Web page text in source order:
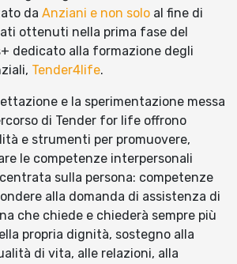
da Anziani e non solo al fine di
ottenuti nella prima fase del
dedicato alla formazione degli
Tender4life.
e la sperimentazione messa
di Tender for life offrono
e strumenti per promuovere,
le competenze interpersonali
sulla persona: competenze
alla domanda di assistenza di
che chiede e chiederà sempre più
propria dignità, sostegno alla
di vita, alle relazioni, alla